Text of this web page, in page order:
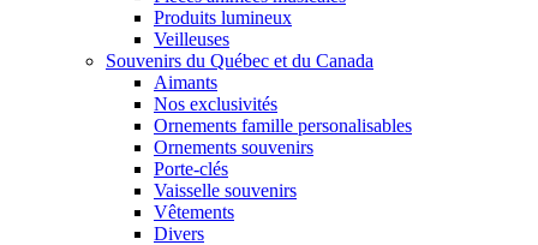
Produits lumineux
Veilleuses
Souvenirs du Québec et du Canada
Aimants
Nos exclusivités
Ornements famille personalisables
Ornements souvenirs
Porte-clés
Vaisselle souvenirs
Vêtements
Divers